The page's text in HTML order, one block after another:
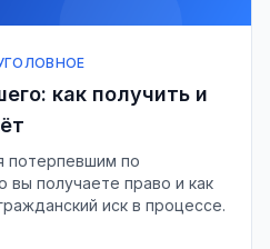
как получить и
потерпевшим по
вы получаете право и как
иск в процессе.